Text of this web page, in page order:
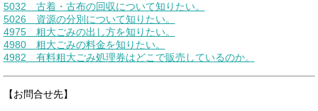
5032 古着・古布の回収について知りたい。
5026 資源の分別について知りたい。
4975 粗大ごみの出し方を知りたい。
4980 粗大ごみの料金を知りたい。
4982 有料粗大ごみ処理券はどこで販売しているのか。
【お問合せ先】